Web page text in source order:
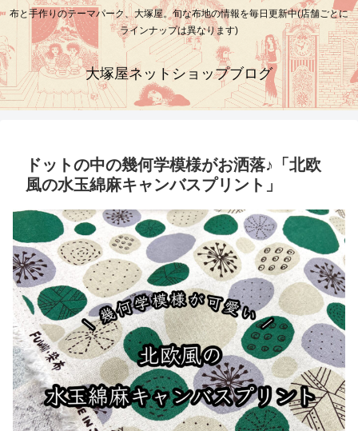
布と手作りのテーマパーク、大塚屋。旬な布地の情報を毎日更新中(店舗ごとに
ラインナップは異なります)
大塚屋ネットショップブログ
ドットの中の幾何学模様がお洒落♪「北欧
風の水玉綿麻キャンバスプリント」